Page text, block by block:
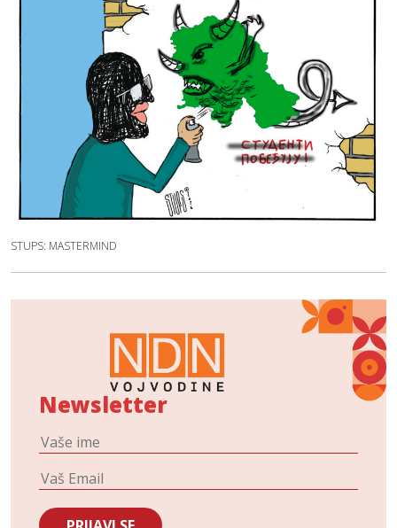
STUPS: MASTERMIND
Newsletter